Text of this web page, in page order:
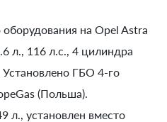
оборудования на Opel Astra
л., 116 л.с., 4 цилиндра
ГБО 4-го
(Польша).
л., установлен вместо